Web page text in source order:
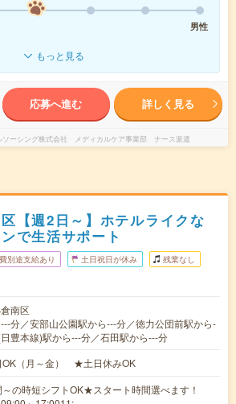
男性
もっと見る
応募へ進む 詳しく見る
ソーシング株式会社 メディカルケア事業部 ナース派遣
【週2日～】ホテルライクな
で生活サポート
別途支給あり 土日祝日が休み 残業なし
南区
分／安部山公園駅から---分／徳力公団前駅から-
豊本線)駅から---分／石田駅から---分
OK（月～金） ★土日休みOK
の時短シフトOK★スタート時間選べます！